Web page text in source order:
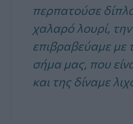
περπατούσε
χαλαρό λουρί, την
επιβραβεύαμε με
σήμα μας, που
και της δίναμε